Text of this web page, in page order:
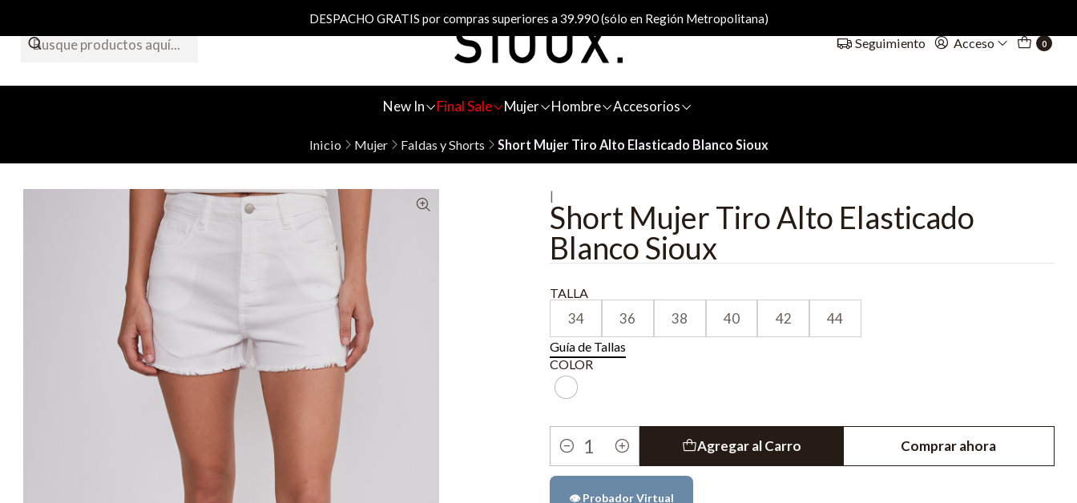
Seguimiento Acceso 0
New In Final Sale Mujer Hombre Accesorios
DESPACHO GRATIS por compras superiores a 39.990 (sólo en Región Metropolitana)
Inicio Mujer Faldas y Shorts Short Mujer Tiro Alto Elasticado Blanco Sioux
|
Short Mujer Tiro Alto Elasticado
Blanco Sioux
TALLA
34 36 38 40 42 44
Guía de Tallas
COLOR
Cantidad
Agregar al Carro Comprar ahora
👁️ Probador Virtual